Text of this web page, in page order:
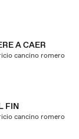
A CAER
cancino romero
FIN
cancino romero